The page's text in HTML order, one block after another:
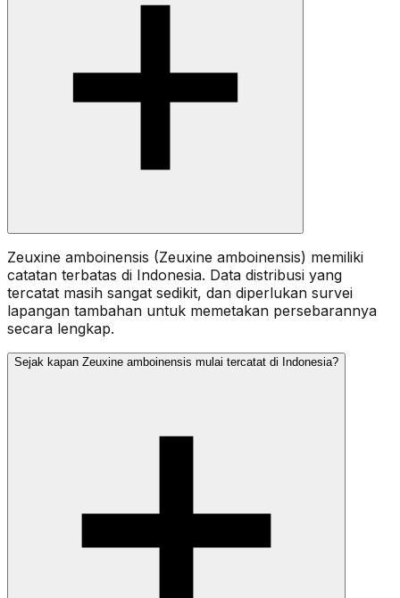
Zeuxine amboinensis (Zeuxine amboinensis) memiliki
catatan terbatas di Indonesia. Data distribusi yang
tercatat masih sangat sedikit, dan diperlukan survei
lapangan tambahan untuk memetakan persebarannya
secara lengkap.
Sejak kapan Zeuxine amboinensis mulai tercatat di Indonesia?